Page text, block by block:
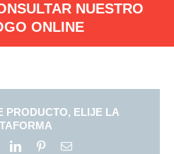
NUESTRO
ONLINE
PRODUCTO, ELIJE LA
LinkedInPinterestCorreo